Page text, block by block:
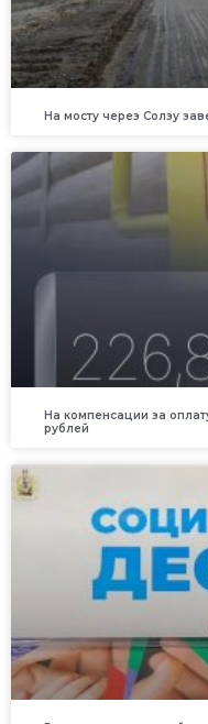
На мосту через Солзу
На компенсации за
рублей